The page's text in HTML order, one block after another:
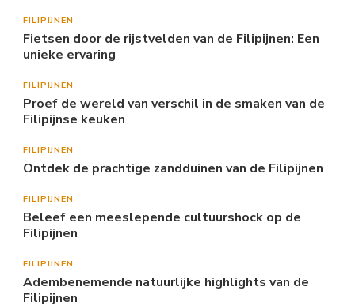
FILIPIJNEN
Fietsen door de rijstvelden van de Filipijnen: Een
unieke ervaring
FILIPIJNEN
Proef de wereld van verschil in de smaken van de
Filipijnse keuken
FILIPIJNEN
Ontdek de prachtige zandduinen van de Filipijnen
FILIPIJNEN
Beleef een meeslepende cultuurshock op de
Filipijnen
FILIPIJNEN
Adembenemende natuurlijke highlights van de
Filipijnen